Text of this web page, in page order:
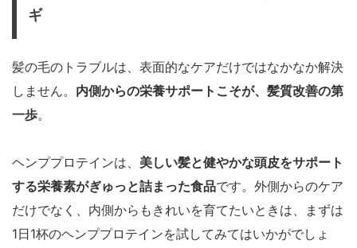
ギ
髪の毛のトラブルは、表面的なケアだけではなかなか解決
しません。 内側からの栄養サポートこそが、髪質改善の第
一歩。
ヘンププロテインは、 美しい髪と健やかな頭皮をサポート
する栄養素がぎゅっと詰まった食品です。外側からのケア
だけでなく、内側からもきれいを育てたいときは、まずは
1日1杯のヘンププロテインを試してみてはいかがでしょ